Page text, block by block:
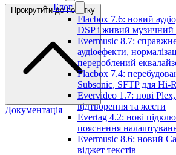
Блог
Flacbox 7.6: новий
DSP і живий музичний
Evermusic 8.7:
аудіоефекти,
перероблений
Flacbox 7.4:
Subsonic, SFTP для Hi-
Evervideo 1.7: нові
відтворення та жести
Evertag 4.2: нові
пояснення налаштувань
Evermusic 8.6: новий
віджет текстів
Прокрутити до початку
Документація